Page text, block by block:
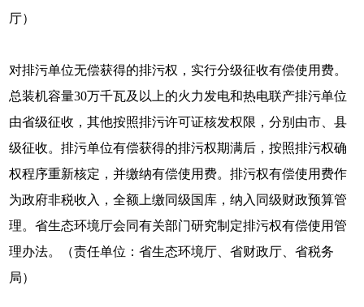
厅）
对排污单位无偿获得的排污权，实行分级征收有偿使用费。
总装机容量30万千瓦及以上的火力发电和热电联产排污单位
由省级征收，其他按照排污许可证核发权限，分别由市、县
级征收。排污单位有偿获得的排污权期满后，按照排污权确
权程序重新核定，并缴纳有偿使用费。排污权有偿使用费作
为政府非税收入，全额上缴同级国库，纳入同级财政预算管
理。省生态环境厅会同有关部门研究制定排污权有偿使用管
理办法。（责任单位：省生态环境厅、省财政厅、省税务
局）